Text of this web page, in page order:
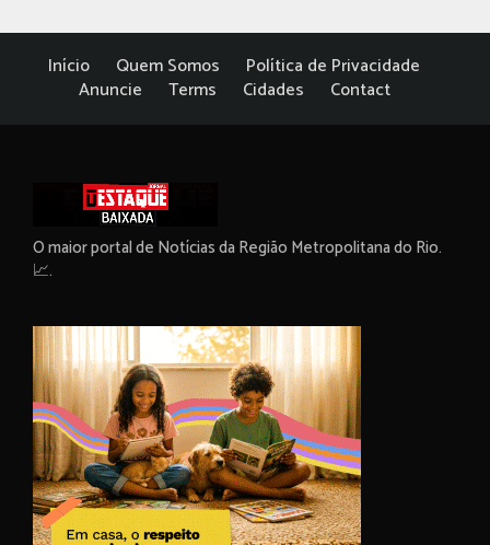
Início Quem Somos
Política de Privacidade
Anuncie
Terms Cidades Contact
O maior portal de Notícias da Região Metropolitana do Rio.
📈.